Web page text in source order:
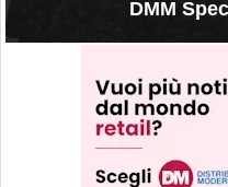
DMM